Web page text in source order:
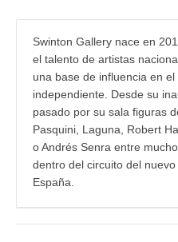
Swinton Gallery nace en
el talento de artistas
una base de influencia en
independiente. Desde su
pasado por su sala figuras
Pasquini, Laguna, Robert
o Andrés Senra entre
dentro del circuito del
España.